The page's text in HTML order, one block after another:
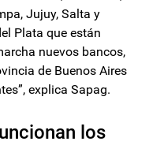
Jujuy, Salta y
Plata que están
nuevos bancos,
de Buenos Aires
explica Sapag.
los